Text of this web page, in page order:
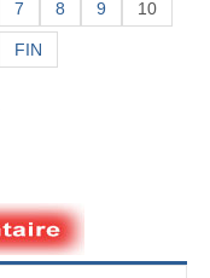
7 8 9 10
FIN